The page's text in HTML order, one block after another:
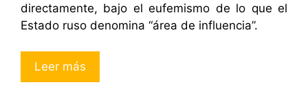
directamente, bajo el eufemismo de lo que el
Estado ruso denomina “área de influencia”.
Leer más